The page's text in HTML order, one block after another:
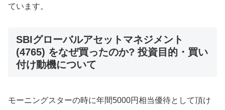
ています。
SBIグローバルアセットマネジメント
(4765) をなぜ買ったのか? 投資目的・買い
付け動機について
モーニングスターの時に年間5000円相当優待として頂け